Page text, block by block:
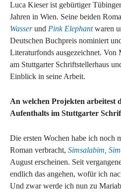
Luca Kieser ist gebürtiger
Jahren in Wien. Seine beiden
Wasserund Pink Elephantwaren
Deutschen Buchpreis nominiert
Literaturfonds ausgezeichnet. Von
am Stuttgarter Schriftstellerhaus
Einblick in seine Arbeit.
An welchen Projekten arbeitest
Aufenthalts im Stuttgarter
Die ersten Wochen habe ich noch
Roman verbracht, Simsalabim,
August erscheinen. Seit
endlich das angehen, wofür ich
Und zwar werde ich nun zu